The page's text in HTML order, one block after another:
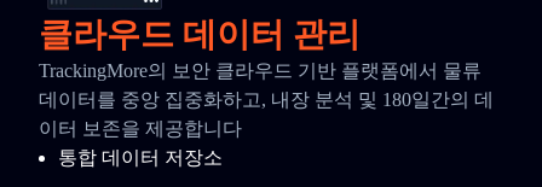
클라우드 데이터 관리
TrackingMore의 보안 클라우드 기반 플랫폼에서 물류
데이터를 중앙 집중화하고, 내장 분석 및 180일간의 데
이터 보존을 제공합니다
통합 데이터 저장소